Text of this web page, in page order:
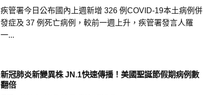
疾管署今日公布國內上週新增 326 例COVID-19本土病例併
發症及 37 例死亡病例，較前一週上升，疾管署發言人羅
一...
新冠肺炎新變異株 JN.1快速傳播！美國聖誕節假期病例數
翻倍